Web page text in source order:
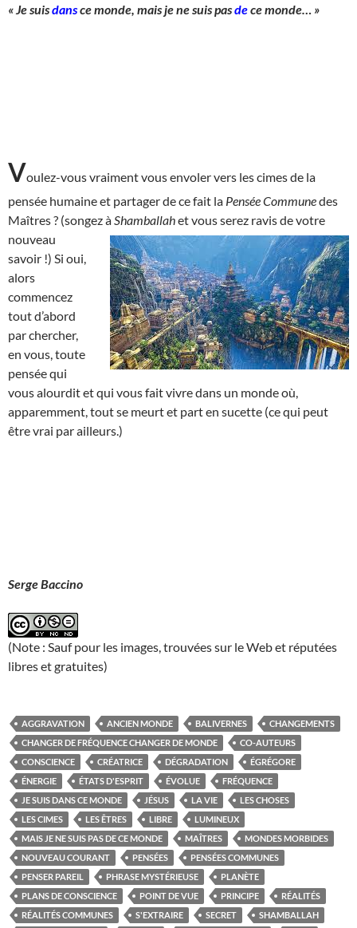
« Je suisdansce monde, mais je ne suis pasdece monde… »
Voulez-vous vraiment vous envoler vers les cimes de la
pensée humaine et partager de ce fait la Pensée Communedes
Maîtres ? (songez à Shamballahetvous serez ravis de votre
nouveau
savoir !) Si oui,
alors
commencez
tout d’abord
par chercher,
en vous, toute
pensée qui
vous alourdit et qui vous fait vivre dans un monde où,
apparemment, tout se meurt et part en sucette (ce qui peut
être vrai par ailleurs.)
Serge Baccino
(Note : Sauf pour les images, trouvées sur le Web et réputées
libres et gratuites)
AGGRAVATION ANCIEN MONDE BALIVERNES
CHANGEMENTS
CHANGER DE FRÉQUENCE CHANGER DE MONDE
CO-AUTEURS
CONSCIENCE
CRÉATRICE DÉGRADATION
ÉGRÉGORE
ÉNERGIE
ÉTATS D'ESPRIT ÉVOLUE
FRÉQUENCE
JE SUIS DANS CE MONDE
JÉSUS LA VIE
LES CHOSES
LES CIMES
LES ÊTRES LIBRE
LUMINEUX
MAIS JE NE SUIS PAS DE CE MONDE
MAÎTRES
MONDES MORBIDES
NOUVEAU COURANT
PENSÉES
PENSÉES COMMUNES
PENSER PAREIL
PHRASE MYSTÉRIEUSE
PLANÈTE
PLANS DE CONSCIENCE
POINT DE VUE PRINCIPE
RÉALITÉS
RÉALITÉS COMMUNES
S'EXTRAIRE SECRET SHAMBALLAH